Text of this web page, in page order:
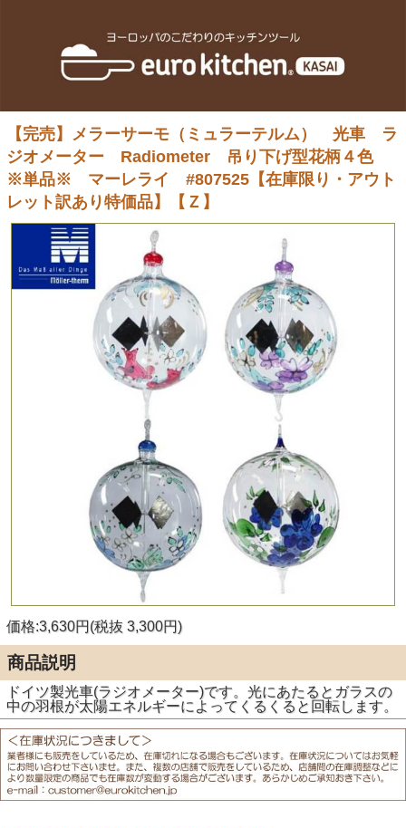
【完売】メラーサーモ（ミュラーテルム） 光車 ラ
ジオメーター Radiometer 吊り下げ型花柄４色
※単品※ マーレライ #807525【在庫限り・アウト
レット訳あり特価品】【Ｚ】
価格:3,630円(税抜 3,300円)
商品説明
ドイツ製光車(ラジオメーター)です。光にあたるとガラスの
中の羽根が太陽エネルギーによってくるくると回転します。